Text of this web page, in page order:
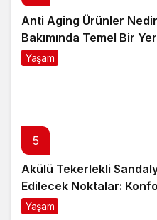
Anti Aging Ürünler
Bakımında Temel Bir
Yaşam
5
Akülü Tekerlekli
Edilecek Noktalar:
Model Tercihi
Yaşam